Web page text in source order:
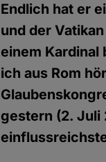
Endlich hat er
und der
einem Kardinal
ich aus Rom
gestern (2. Juli